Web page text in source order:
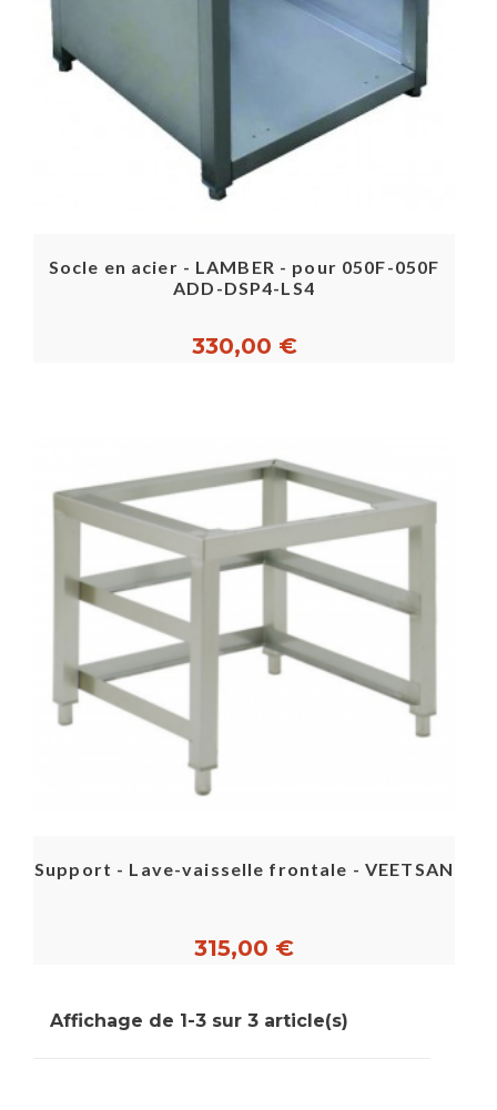
Socle en acier - LAMBER - pour 050F-050F
ADD-DSP4-LS4
330,00 €
Support - Lave-vaisselle frontale - VEETSAN
315,00 €
Affichage de 1-3 sur 3 article(s)